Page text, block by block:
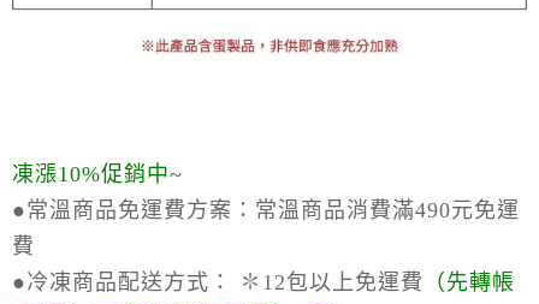
凍漲10%促銷中~
●常溫商品免運費方案： 常溫商品消費滿490元免運
費
●冷凍商品配送方式：
✽12包以上免運費 （先轉帳